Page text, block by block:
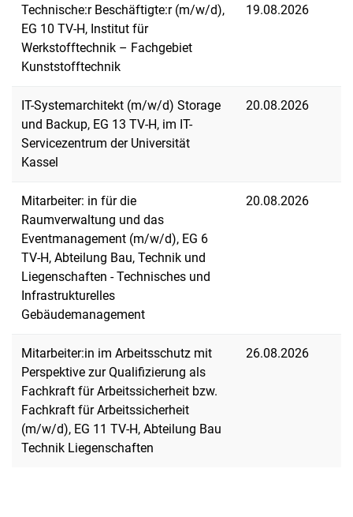
Technische:r Beschäftigte:r (m/w/d),
EG 10 TV-H, Institut für
Werkstofftechnik – Fachgebiet
Kunststofftechnik
19.08.2026
IT-Systemarchitekt (m/w/d) Storage
und Backup, EG 13 TV-H, im IT-
Servicezentrum der Universität
Kassel
20.08.2026
Mitarbeiter: in für die
Raumverwaltung und das
Eventmanagement (m/w/d), EG 6
TV-H, Abteilung Bau, Technik und
Liegenschaften - Technisches und
Infrastrukturelles
Gebäudemanagement
20.08.2026
Mitarbeiter:in im Arbeitsschutz mit
Perspektive zur Qualifizierung als
Fachkraft für Arbeitssicherheit bzw.
Fachkraft für Arbeitssicherheit
(m/w/d), EG 11 TV-H, Abteilung Bau
Technik Liegenschaften
26.08.2026